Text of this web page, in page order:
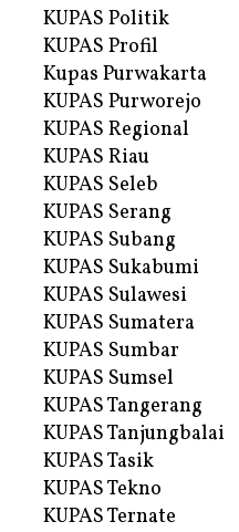
KUPAS Politik
KUPAS Profil
Kupas Purwakarta
KUPAS Purworejo
KUPAS Regional
KUPAS Riau
KUPAS Seleb
KUPAS Serang
KUPAS Subang
KUPAS Sukabumi
KUPAS Sulawesi
KUPAS Sumatera
KUPAS Sumbar
KUPAS Sumsel
KUPAS Tangerang
KUPAS Tanjungbalai
KUPAS Tasik
KUPAS Tekno
KUPAS Ternate